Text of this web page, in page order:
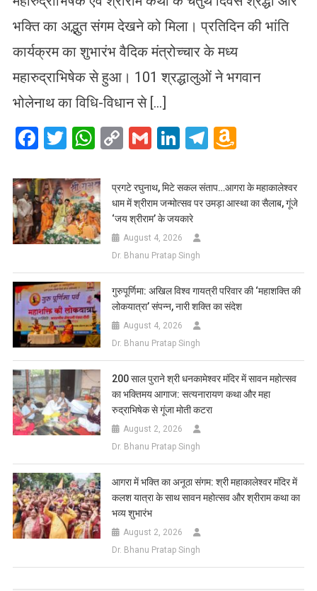
भक्ति का अद्भुत संगम देखने को मिला। प्रतिदिन की भांति
कार्यक्रम का शुभारंभ वैदिक मंत्रोच्चार के मध्य
महारुद्राभिषेक से हुआ। 101 श्रद्धालुओं ने भगवान
भोलेनाथ का विधि-विधान से […]
Facebook
Twitter
WhatsApp
CopyGmailLinkedIn
Telegram
List
प्रगटे रघुनाथ, मिटे सकल संताप…आगरा के महाकालेश्वर
धाम में श्रीराम जन्मोत्सव पर उमड़ा आस्था का सैलाब, गूंजे
‘जय श्रीराम’ के जयकारे
August 4, 2026
Dr. Bhanu Pratap Singh
गुरुपूर्णिमा: अखिल विश्व गायत्री परिवार की ‘महाशक्ति की
लोकयात्रा’ संपन्न, नारी शक्ति का संदेश
August 4, 2026
Dr. Bhanu Pratap Singh
200 साल पुराने श्री धनकामेश्वर मंदिर में सावन महोत्सव
का भक्तिमय आगाज: सत्यनारायण कथा और महा
रुद्राभिषेक से गूंजा मोती कटरा
August 2, 2026
Dr. Bhanu Pratap Singh
आगरा में भक्ति का अनूठा संगम: श्री महाकालेश्वर मंदिर में
कलश यात्रा के साथ सावन महोत्सव और श्रीराम कथा का
भव्य शुभारंभ
August 2, 2026
Dr. Bhanu Pratap Singh